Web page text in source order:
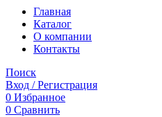
Главная
Каталог
О компании
Контакты
Поиск
Вход / Регистрация
0 Избранное
0 Сравнить